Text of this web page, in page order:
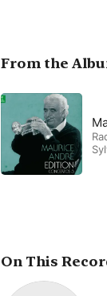
From the
On This